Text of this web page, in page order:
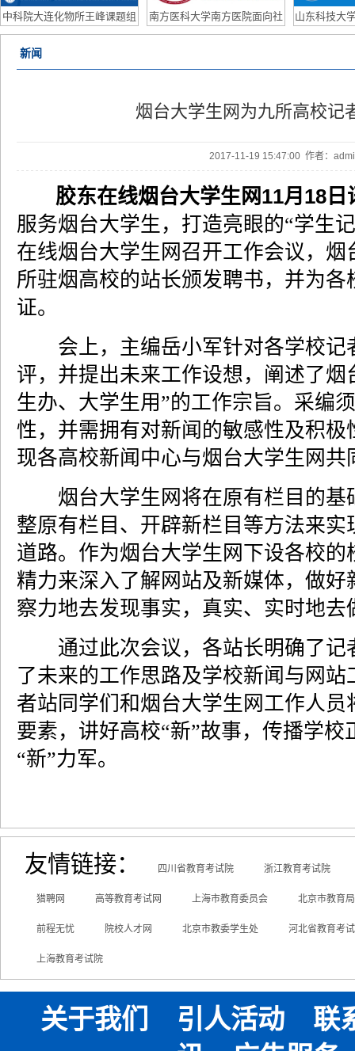
中科院大连化物所王峰课题组
2026年博士后招聘计划
南方医科大学南方医院面向社
会公开招聘皮肤科主任、眼科
山东科技大
外优
新闻
烟台大学生网为九所高校记
2017-11-19 15:47:00 作者：
胶东在线烟台大学生网11月18日
服务烟台大学生，打造亮眼的“学生
在线烟台大学生网召开工作会议，
所驻烟高校的站长颁发聘书，并为
证。
会上，主编岳小军针对各学校记
评，并提出未来工作设想，阐述了
生办、大学生用”的工作宗旨。采编
性，并需拥有对新闻的敏感性及积
现各高校新闻中心与烟台大学生网共
烟台大学生网将在原有栏目的基
整原有栏目、开辟新栏目等方法来
道路。作为烟台大学生网下设各校
精力来深入了解网站及新媒体，做
察力地去发现事实，真实、实时地
通过此次会议，各站长明确了记
了未来的工作思路及学校新闻与网
者站同学们和烟台大学生网工作人
要素，讲好高校“新”故事，传播学
“新”力军。
友情链接： 四川省教育考试院 浙江教育考试院
猎聘网 高等教育考试网 上海市教育委员会 北京市教育局
前程无忧 院校人才网 北京市教委学生处 河北省教育考
上海教育考试院
关于我们 引人活动
联